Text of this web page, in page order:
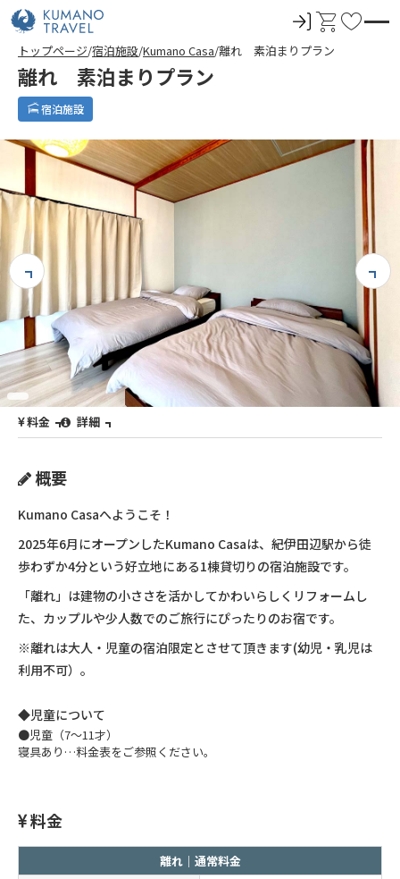
ロ
グ
イ
カ
ー
ト
お
トップページ 宿泊施設 Kumano Casa 離れ 素泊まりプラン
離れ 素泊まりプラン
宿泊施設
料金 詳細
概要
Kumano Casaへようこそ！
2025年6月にオープンしたKumano Casaは、紀伊田辺駅から徒
歩わずか4分という好立地にある1棟貸切りの宿泊施設です。
「離れ」は建物の小ささを活かしてかわいらしくリフォームし
た、カップルや少人数でのご旅行にぴったりのお宿です。
※離れは大人・児童の宿泊限定とさせて頂きます(幼児・乳児は
利用不可）。
◆児童について
●児童（7～11才）
寝具あり…料金表をご参照ください。
料金
離れ｜通常料金